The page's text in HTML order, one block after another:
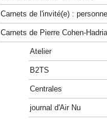
Carnets de l'invité(e) :
Carnets de Pierre Cohen-Hadria
Atelier
B2TS
Centrales
journal d'Air Nu